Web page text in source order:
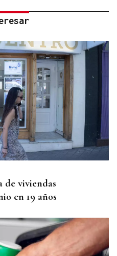
de viviendas
en 19 años